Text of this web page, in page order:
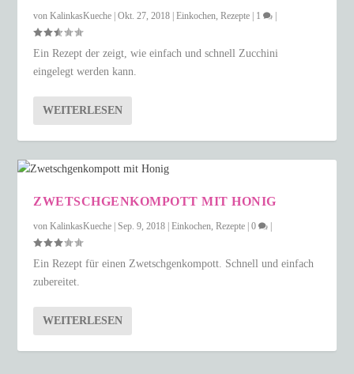
vonKalinkasKueche |Okt. 27, 2018 |Einkochen,Rezepte 1
Ein Rezept der zeigt, wie einfach und schnell Zucchini
eingelegt werden kann.
WEITERLESEN
ZWETSCHGENKOMPOTT MIT HONIG
vonKalinkasKueche |Sep. 9, 2018 |Einkochen,Rezepte |0
Ein Rezept für einen Zwetschgenkompott. Schnell und einfach
zubereitet.
WEITERLESEN